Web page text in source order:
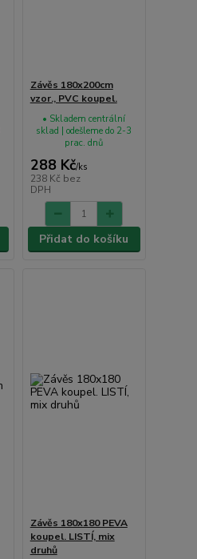
Závěs 180x200cm
vzor., PVC koupel.
288 Kč/ks
238 Kč bez
DPH
• Skladem centrální
sklad | odešleme do 2-3
prac. dnů
Přidat do košíku
Závěs 180x180 PEVA
koupel. LISTÍ, mix
druhů